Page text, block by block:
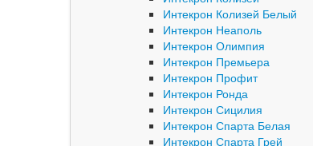
Интекрон Колизей Белый
Интекрон Неаполь
Интекрон Олимпия
Интекрон Премьера
Интекрон Профит
Интекрон Ронда
Интекрон Сицилия
Интекрон Спарта Белая
Интекрон Спарта Грей